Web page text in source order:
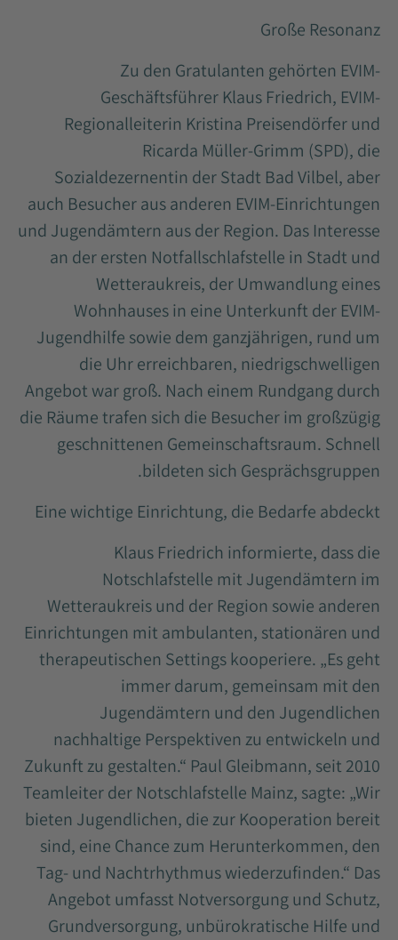
Große Resonanz
Zu den Gratulanten gehörten EVIM-
Geschäftsführer Klaus Friedrich, EVIM-
Regionalleiterin Kristina Preisendörfer und
Ricarda Müller-Grimm (SPD), die
Sozialdezernentin der Stadt Bad Vilbel, aber
auch Besucher aus anderen EVIM-Einrichtungen
und Jugendämtern aus der Region. Das Interesse
an der ersten Notfallschlafstelle in Stadt und
Wetteraukreis, der Umwandlung eines
Wohnhauses in eine Unterkunft der EVIM-
Jugendhilfe sowie dem ganzjährigen, rund um
die Uhr erreichbaren, niedrigschwelligen
Angebot war groß. Nach einem Rundgang durch
die Räume trafen sich die Besucher im großzügig
geschnittenen Gemeinschaftsraum. Schnell
bildeten sich Gesprächsgruppen.
Eine wichtige Einrichtung, die Bedarfe abdeckt
Klaus Friedrich informierte, dass die
Notschlafstelle mit Jugendämtern im
Wetteraukreis und der Region sowie anderen
Einrichtungen mit ambulanten, stationären und
therapeutischen Settings kooperiere. „Es geht
immer darum, gemeinsam mit den
Jugendämtern und den Jugendlichen
nachhaltige Perspektiven zu entwickeln und
Zukunft zu gestalten.“ Paul Gleibmann, seit 2010
Teamleiter der Notschlafstelle Mainz, sagte: „Wir
bieten Jugendlichen, die zur Kooperation bereit
sind, eine Chance zum Herunterkommen, den
Tag- und Nachtrhythmus wiederzufinden.“ Das
Angebot umfasst Notversorgung und Schutz,
Grundversorgung, unbürokratische Hilfe und